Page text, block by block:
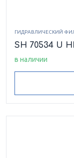
ГИДРАВЛИЧЕСКИЙ
SH 70534 U
в наличии